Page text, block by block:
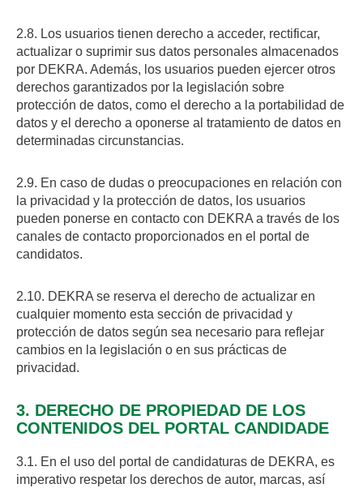
2.8. Los usuarios tienen derecho a acceder, rectificar,
actualizar o suprimir sus datos personales almacenados
por DEKRA. Además, los usuarios pueden ejercer otros
derechos garantizados por la legislación sobre
protección de datos, como el derecho a la portabilidad de
datos y el derecho a oponerse al tratamiento de datos en
determinadas circunstancias.
2.9. En caso de dudas o preocupaciones en relación con
la privacidad y la protección de datos, los usuarios
pueden ponerse en contacto con DEKRA a través de los
canales de contacto proporcionados en el portal de
candidatos.
2.10. DEKRA se reserva el derecho de actualizar en
cualquier momento esta sección de privacidad y
protección de datos según sea necesario para reflejar
cambios en la legislación o en sus prácticas de
privacidad.
3. DERECHO DE PROPIEDAD DE LOS
CONTENIDOS DEL PORTAL CANDIDADE
3.1. En el uso del portal de candidaturas de DEKRA, es
imperativo respetar los derechos de autor, marcas, así